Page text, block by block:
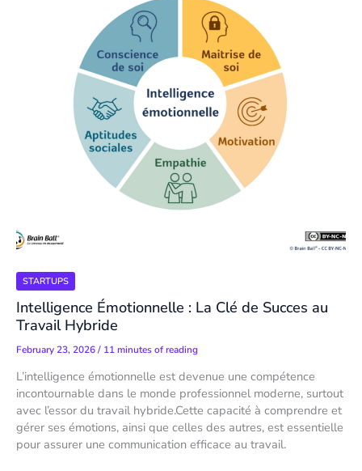
STARTUPS
Intelligence Émotionnelle : La Clé de Succes au
Travail Hybride
February 23, 2026/ 11 minutes of reading
L’intelligence émotionnelle est devenue une compétence
incontournable dans le monde professionnel moderne, surtout
avec l’essor du travail hybride.Cette capacité à comprendre et
gérer ses émotions, ainsi que celles des autres, est essentielle
pour assurer une communication efficace au travail.